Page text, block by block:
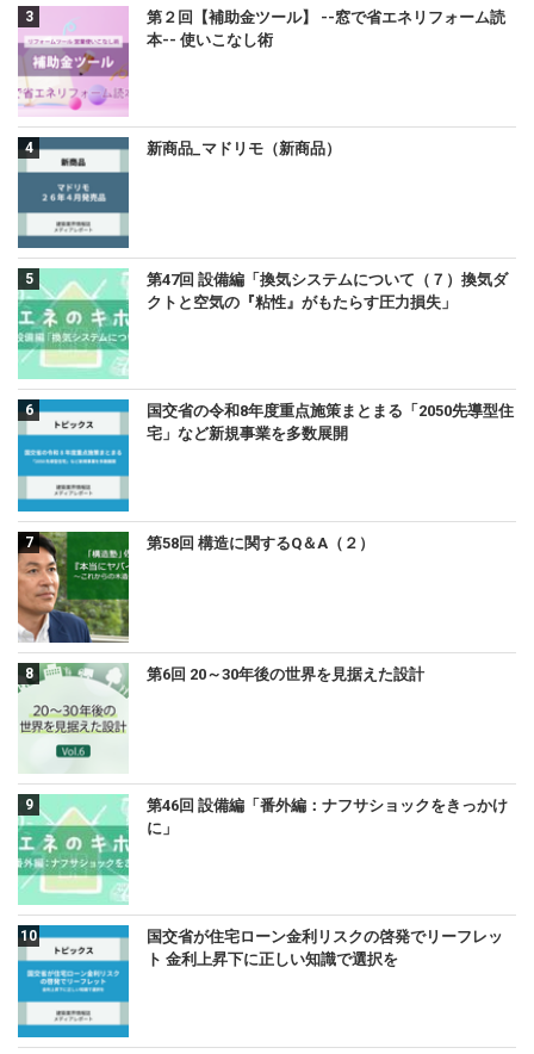
第２回【補助金ツール】 --窓で省エネリフォーム読
本-- 使いこなし術
新商品_マドリモ（新商品）
第47回 設備編「換気システムについて（７）換気ダ
クトと空気の『粘性』がもたらす圧力損失」
国交省の令和8年度重点施策まとまる「2050先導型住
宅」など新規事業を多数展開
第58回 構造に関するQ＆A（２）
第6回 20～30年後の世界を見据えた設計
第46回 設備編「番外編：ナフサショックをきっかけ
に」
国交省が住宅ローン金利リスクの啓発でリーフレッ
ト 金利上昇下に正しい知識で選択を